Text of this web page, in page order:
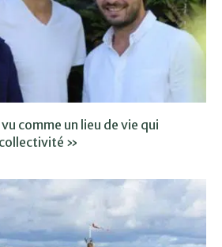
comme un lieu de vie qui
»